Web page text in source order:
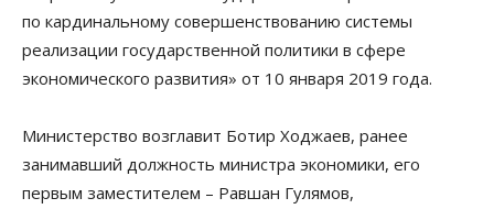
по кардинальному совершенствованию системы
реализации государственной политики в сфере
экономического развития» от 10 января 2019 года.
Министерство возглавит Ботир Ходжаев, ранее
занимавший должность министра экономики, его
первым заместителем – Равшан Гулямов,